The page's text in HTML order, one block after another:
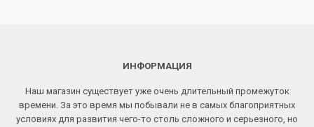
ИНФОРМАЦИЯ
Наш магазин существует уже очень длительный промежуток
времени. За это время мы побывали не в самых благоприятных
условиях для развития чего-то столь сложного и серьезного, но